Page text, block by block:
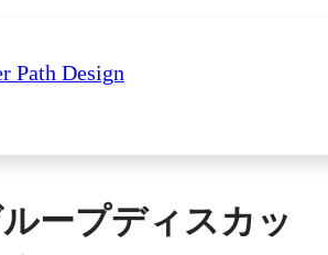
Path Design
ープディスカッ